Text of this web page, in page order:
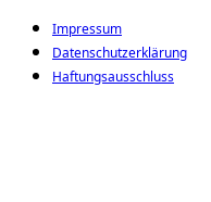
Impressum
Datenschutzerklärung
Haftungsausschluss